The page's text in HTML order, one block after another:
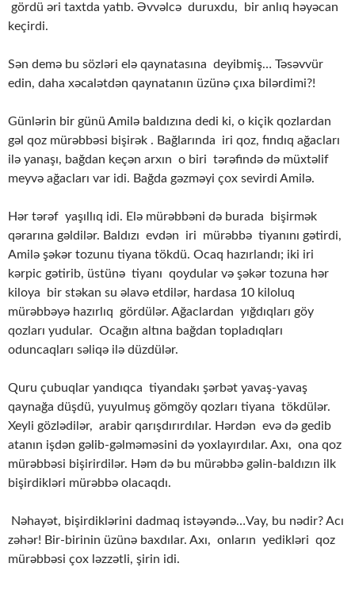
gördü əri taxtda yatıb. Əvvəlcə duruxdu, bir anlıq həyəcan
keçirdi.
Sən demə bu sözləri elə qaynatasına deyibmiş… Təsəvvür
edin, daha xəcalətdən qaynatanın üzünə çıxa bilərdimi?!
Günlərin bir günü Amilə baldızına dedi ki, o kiçik qozlardan
gəl qoz mürəbbəsi bişirək . Bağlarında iri qoz, fındıq ağacları
ilə yanaşı, bağdan keçən arxın o biri tərəfində də müxtəlif
meyvə ağacları var idi. Bağda gəzməyi çox sevirdi Amilə.
Hər tərəf yaşıllıq idi. Elə mürəbbəni də burada bişirmək
qərarına gəldilər. Baldızı evdən iri mürəbbə tiyanını gətirdi,
Amilə şəkər tozunu tiyana tökdü. Ocaq hazırlandı; iki iri
kərpic gətirib, üstünə tiyanı qoydular və şəkər tozuna hər
kiloya bir stəkan su əlavə etdilər, hardasa 10 kiloluq
mürəbbəyə hazırlıq gördülər. Ağaclardan yığdıqları göy
qozları yudular. Ocağın altına bağdan topladıqları
oduncaqları səliqə ilə düzdülər.
Quru çubuqlar yandıqca tiyandakı şərbət yavaş-yavaş
qaynağa düşdü, yuyulmuş gömgöy qozları tiyana tökdülər.
Xeyli gözlədilər, arabir qarışdırırdılar. Hərdən evə də gedib
atanın işdən gəlib-gəlməməsini də yoxlayırdılar. Axı, ona qoz
mürəbbəsi bişirirdilər. Həm də bu mürəbbə gəlin-baldızın ilk
bişirdikləri mürəbbə olacaqdı.
Nəhayət, bişirdiklərini dadmaq istəyəndə…Vay, bu nədir? Acı
zəhər! Bir-birinin üzünə baxdılar. Axı, onların yedikləri qoz
mürəbbəsi çox ləzzətli, şirin idi.